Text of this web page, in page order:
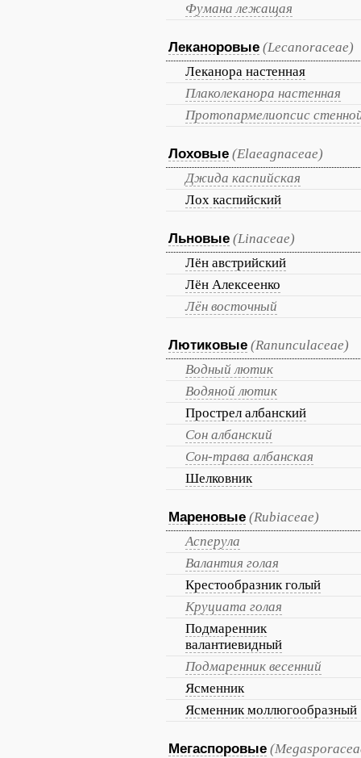
Фумана лежащая
Леканоровые (Lecanoraceae)
Леканора настенная
Плаколеканора настенная
Протопармелиопсис
Лоховые (Elaeagnaceae)
Джида каспийская
Лох каспийский
Льновые (Linaceae)
Лён австрийский
Лён Алексеенко
Лён восточный
Лютиковые (Ranunculaceae)
Водный лютик
Водяной лютик
Прострел албанский
Сон албанский
Сон-трава албанская
Шелковник
Мареновые (Rubiaceae)
Асперула
Валантия голая
Крестообразник голый
Круциата голая
Подмаренник
валантиевидный
Подмаренник весенний
Ясменник
Ясменник моллюгообразный
Мегаспоровые